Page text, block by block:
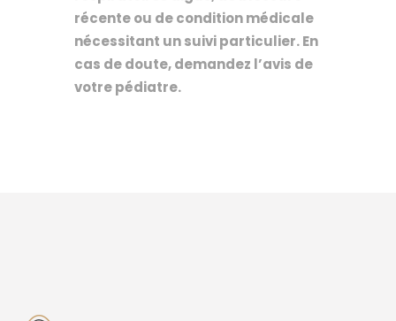
récente ou de condition médicale
nécessitant un suivi particulier. En
cas de doute, demandez l’avis de
votre pédiatre.